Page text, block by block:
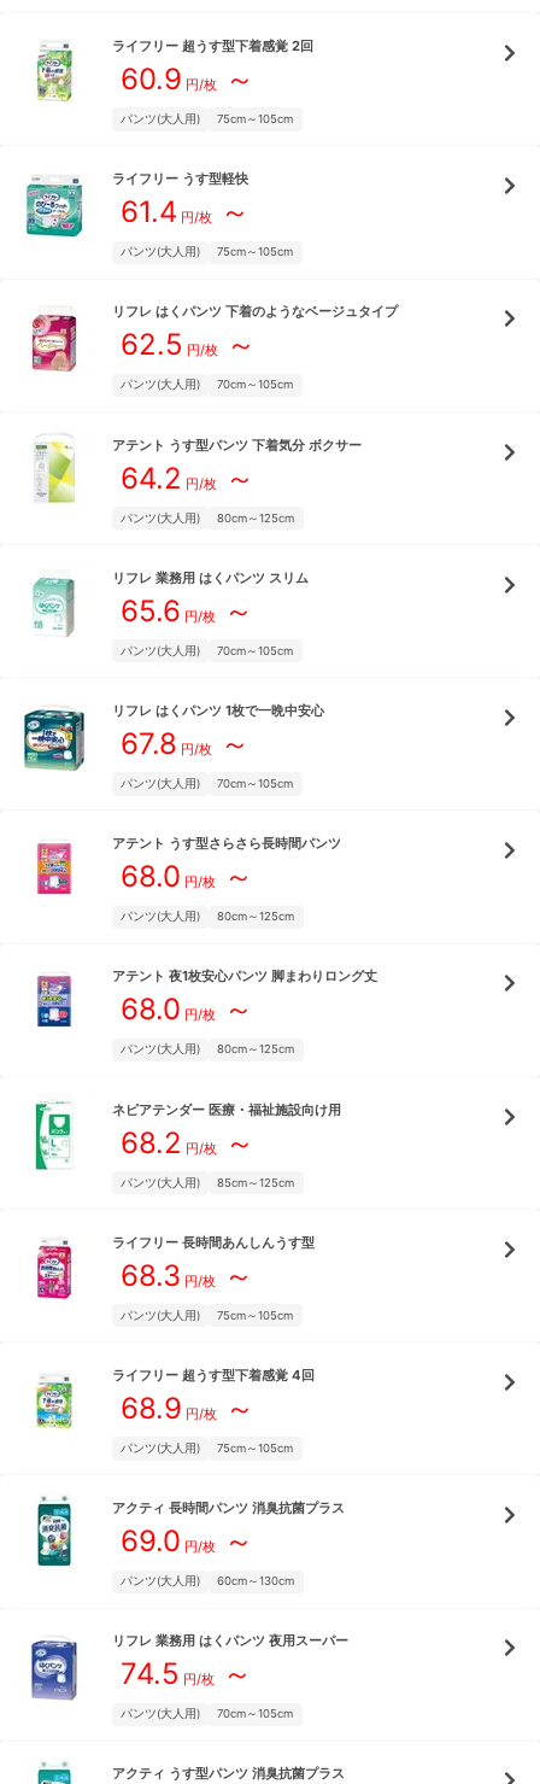
ライフリー 超うす型下着感覚 2回
60.9 円/枚～
パンツ(大人用) 75cm～105cm
ライフリー うす型軽快
61.4 円/枚～
パンツ(大人用) 75cm～105cm
リフレ はくパンツ 下着のようなベージュタイプ
62.5 円/枚～
パンツ(大人用) 70cm～105cm
アテント うす型パンツ 下着気分 ボクサー
64.2 円/枚～
パンツ(大人用) 80cm～125cm
リフレ 業務用 はくパンツ スリム
65.6 円/枚～
パンツ(大人用) 70cm～105cm
リフレ はくパンツ 1枚で一晩中安心
67.8 円/枚～
パンツ(大人用) 70cm～105cm
アテント うす型さらさら長時間パンツ
68.0 円/枚～
パンツ(大人用) 80cm～125cm
アテント 夜1枚安心パンツ 脚まわりロング丈
68.0 円/枚～
パンツ(大人用) 80cm～125cm
ネピアテンダー 医療・福祉施設向け用
68.2 円/枚～
パンツ(大人用) 85cm～125cm
ライフリー 長時間あんしんうす型
68.3 円/枚～
パンツ(大人用) 75cm～105cm
ライフリー 超うす型下着感覚 4回
68.9 円/枚～
パンツ(大人用) 75cm～105cm
アクティ 長時間パンツ 消臭抗菌プラス
69.0 円/枚～
パンツ(大人用) 60cm～130cm
リフレ 業務用 はくパンツ 夜用スーパー
74.5 円/枚～
パンツ(大人用) 70cm～105cm
アクティ うす型パンツ 消臭抗菌プラス